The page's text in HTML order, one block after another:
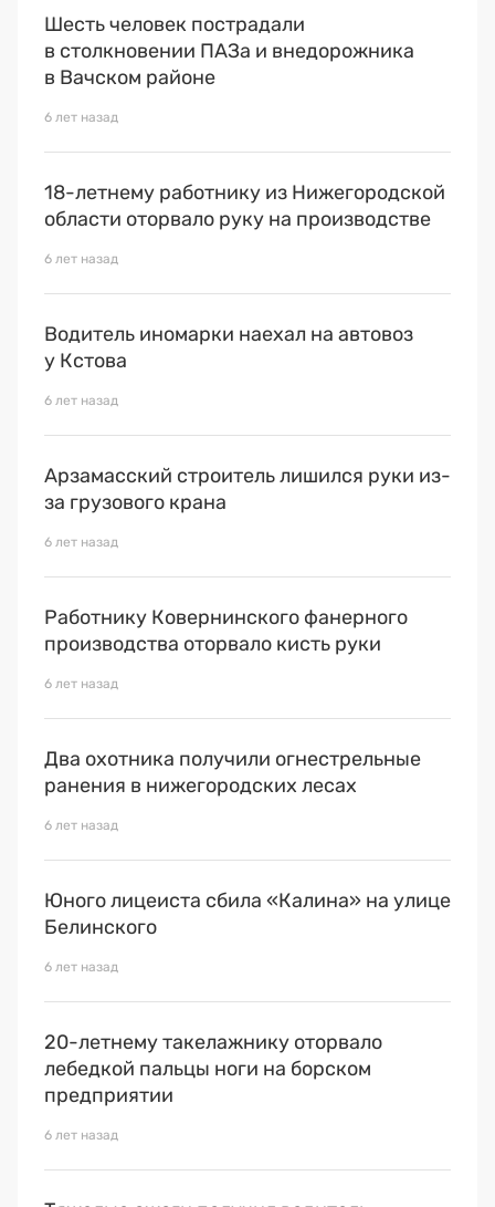
Шесть человек пострадали
в столкновении ПАЗа и внедорожника
в Вачском районе
6 лет назад
18-летнему работнику из Нижегородской
области оторвало руку на производстве
6 лет назад
Водитель иномарки наехал на автовоз
у Кстова
6 лет назад
Арзамасский строитель лишился руки из-
за грузового крана
6 лет назад
Работнику Ковернинского фанерного
производства оторвало кисть руки
6 лет назад
Два охотника получили огнестрельные
ранения в нижегородских лесах
6 лет назад
Юного лицеиста сбила «Калина» на улице
Белинского
6 лет назад
20-летнему такелажнику оторвало
лебедкой пальцы ноги на борском
предприятии
6 лет назад